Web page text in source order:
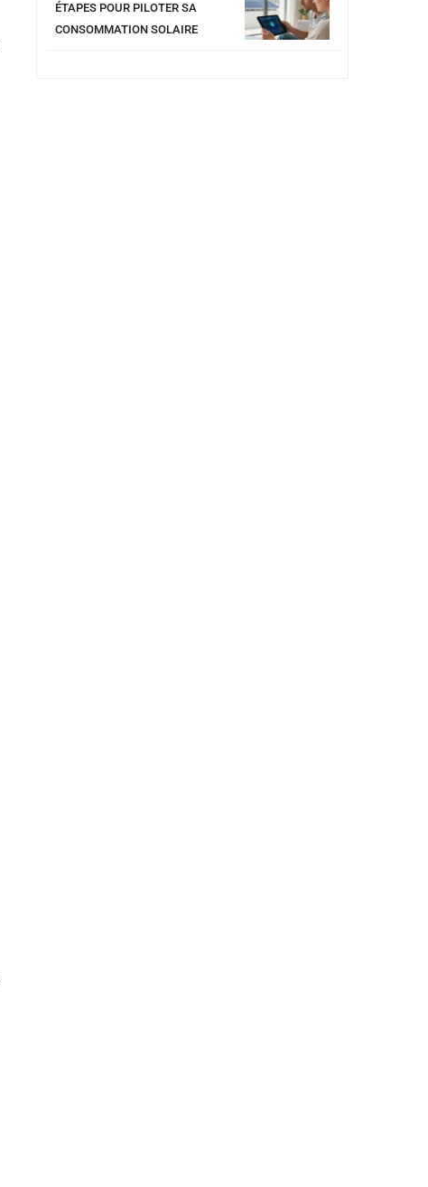
ÉTAPES POUR PILOTER SA
CONSOMMATION SOLAIRE